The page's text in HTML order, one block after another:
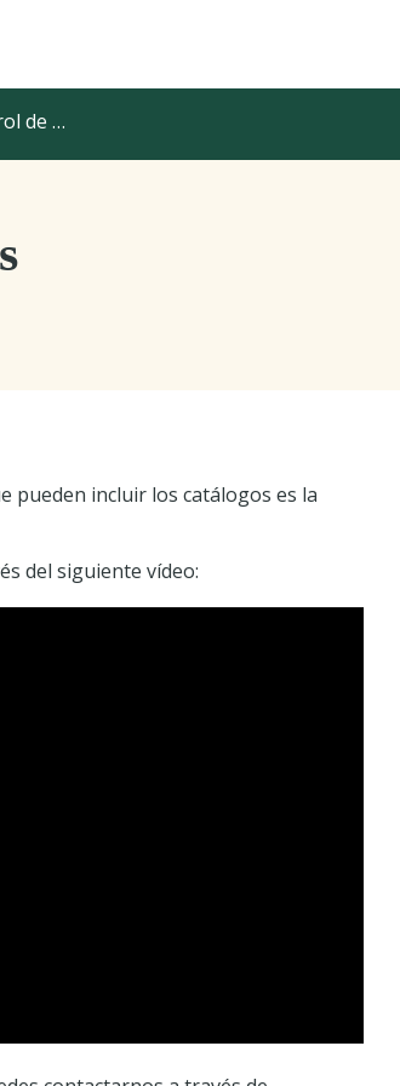
precios
pueden incluir los catálogos es la
del siguiente vídeo: